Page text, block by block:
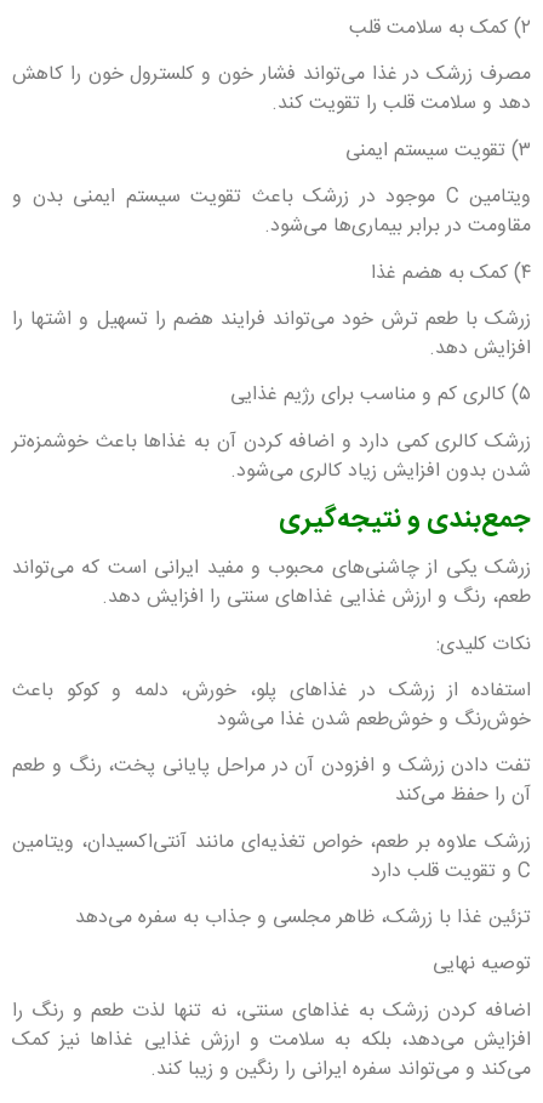
۲) کمک به سلامت قلب
مصرف زرشک در غذا می‌تواند فشار خون و کلسترول خون را کاهش
دهد و سلامت قلب را تقویت کند.
۳) تقویت سیستم ایمنی
ویتامین C موجود در زرشک باعث تقویت سیستم ایمنی بدن و
مقاومت در برابر بیماری‌ها می‌شود.
۴) کمک به هضم غذا
زرشک با طعم ترش خود می‌تواند فرایند هضم را تسهیل و اشتها را
افزایش دهد.
۵) کالری کم و مناسب برای رژیم غذایی
زرشک کالری کمی دارد و اضافه کردن آن به غذاها باعث خوشمزه‌تر
شدن بدون افزایش زیاد کالری می‌شود.
جمع‌بندی و نتیجه‌گیری
زرشک یکی از چاشنی‌های محبوب و مفید ایرانی است که می‌تواند
طعم، رنگ و ارزش غذایی غذاهای سنتی را افزایش دهد.
نکات کلیدی:
استفاده از زرشک در غذاهای پلو، خورش، دلمه و کوکو باعث
خوش‌رنگ و خوش‌طعم شدن غذا می‌شود
تفت دادن زرشک و افزودن آن در مراحل پایانی پخت، رنگ و طعم
آن را حفظ می‌کند
زرشک علاوه بر طعم، خواص تغذیه‌ای مانند آنتی‌اکسیدان، ویتامین
C و تقویت قلب دارد
تزئین غذا با زرشک، ظاهر مجلسی و جذاب به سفره می‌دهد
توصیه نهایی
اضافه کردن زرشک به غذاهای سنتی، نه تنها لذت طعم و رنگ را
افزایش می‌دهد، بلکه به سلامت و ارزش غذایی غذاها نیز کمک
می‌کند و می‌تواند سفره ایرانی را رنگین و زیبا کند.